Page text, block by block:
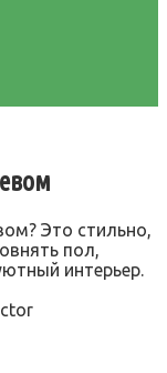
Это стильно,
пол,
интерьер.